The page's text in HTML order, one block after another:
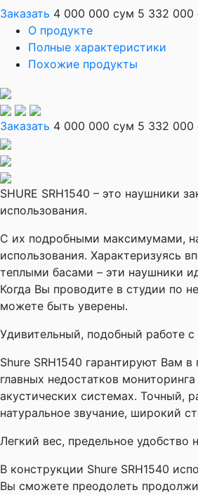
Заказать 4 000 000 сум 5 332 000
О продукте
Полные характеристики
Похожие продукты
Заказать 4 000 000 сум 5 332 000
SHURE SRH1540 – это наушники
использования.
С их подробными максимумами,
использования.
теплыми басами – эти наушники
Когда Вы проводите в студии по
можете быть уверены.
Удивительный, подобный работе
Shure SRH1540 гарантируют Вам
главных недостатков
акустических системах. Точный,
натуральное звучание, широкий
Легкий вес, предельное удобство
В конструкции Shure SRH1540
Вы сможете преодолеть